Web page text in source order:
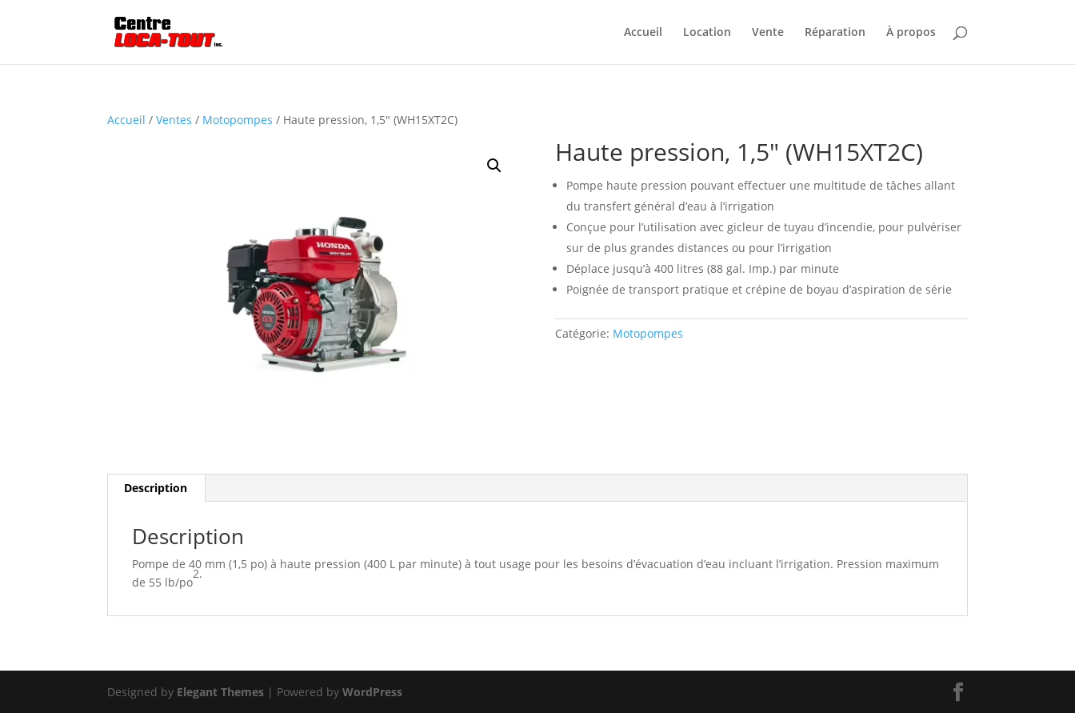
Accueil Location Vente Réparation À propos
Accueil /Ventes / Motopompes / Haute pression, 1,5″ (WH15XT2C)
Haute pression, 1,5″ (WH15XT2C)
Pompe haute pression pouvant effectuer une multitude de tâches allant
du transfert général d’eau à l’irrigation
Conçue pour l’utilisation avec gicleur de tuyau d’incendie, pour pulvériser
sur de plus grandes distances ou pour l’irrigation
Déplace jusqu’à 400 litres (88 gal. Imp.) par minute
Poignée de transport pratique et crépine de boyau d’aspiration de série
Catégorie: Motopompes
Description
Description
Pompe de 40 mm (1,5 po) à haute pression (400 L par minute) à tout usage pour les besoins d’évacuation d’eau incluant l’irrigation. Pression maximum
de 55 lb/po
2.
Designed by Elegant Themes | Powered byWordPress